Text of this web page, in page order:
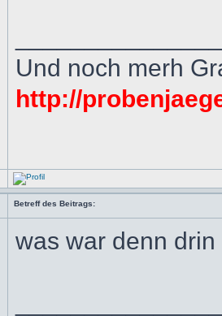
Und noch merh
http://
Betreff des Beitrags:
was war denn